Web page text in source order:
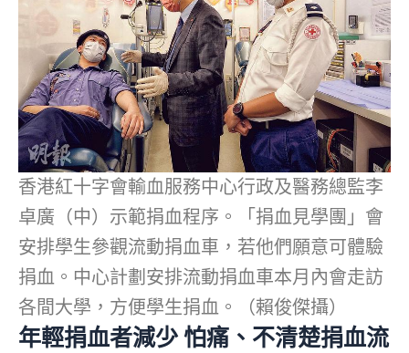
香港紅十字會輸血服務中心行政及醫務總監李
卓廣（中）示範捐血程序。「捐血見學團」會
安排學生參觀流動捐血車，若他們願意可體驗
捐血。中心計劃安排流動捐血車本月內會走訪
各間大學，方便學生捐血。（賴俊傑攝）
年輕捐血者減少 怕痛、不清楚捐血流